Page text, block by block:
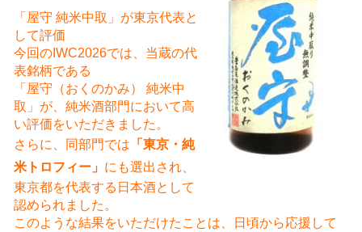
「屋守 純米中取」が東京代表と
して評価
今回のIWC2026では、当蔵の代
表銘柄である
「屋守（おくのかみ） 純米中
取」が、純米酒部門において高
い評価をいただきました。
さらに、同部門では 「東京・純
米トロフィー」 にも選出され、
東京都を代表する日本酒として
認められました。
このような結果をいただけたことは、日頃から応援して